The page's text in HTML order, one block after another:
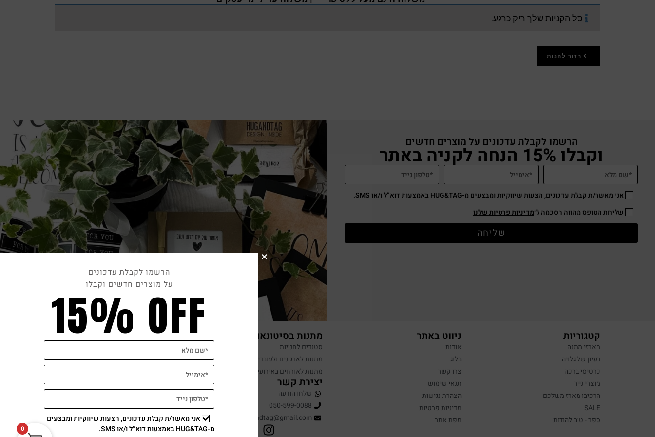
סל הקניות שלך ריק כרגע.
חזור לחנות
הרשמו לקבלת עדכונים על מוצרים חדשים
וקבלו 15% הנחה לקניה באתר
אני מאשר/ת קבלת עדכונים, הצעות שיווקיות ומבצעים מ-HUG&TAG באמצעות דוא”ל ו/או SMS.
שליחת הטופס מהווה הסכמה ל־מדיניות פרטיות שלנו
שליחה
קטגוריות
מארזי מתנה
רעיון של גלויה
כרטיסי ברכה
מוצרי נייר
הרכיבו מארז משלכם
SALE
ספר - טוב להודות
ניווט באתר
אודות
בלוג
צרו קשר
תנאי שימוש
הצהרת נגישות
מדיניות פרטיות
מפת אתר
מתנות בסיטונאות
סטנדים לחנויות
מתנות לארגונים ולעובדים
מתנות לאורחים באירועים
יצירת קשר
שלחו הודעה
050-599-0088
hugandtag@gmail.com
תשלום מאובטח
0
הרשמו לקבלת עדכונים
על מוצרים חדשים וקבלו
15% OFF
אני מאשר/ת קבלת עדכונים, הצעות שיווקיות ומבצעים
מ-HUG&TAG באמצעות דוא”ל ו/או SMS.